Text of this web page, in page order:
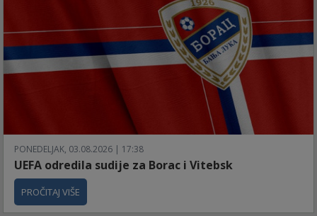
PONEDELJAK, 03.08.2026 | 17:38
UEFA odredila sudije za Borac i Vitebsk
PROČITAJ VIŠE